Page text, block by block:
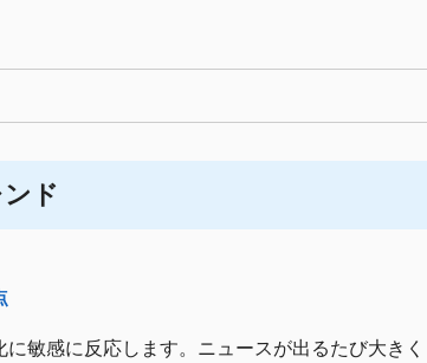
ド
敏感に反応します。ニュースが出るたび大きく